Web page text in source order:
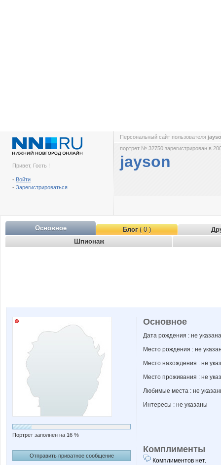
Привет, Гость !
- Войти
- Зарегистрироваться
Персональный сайт пользователя
портрет № 32750 зарегистрирован в
jayson
Основное Блог( 0 )
Шпионаж
Портрет заполнен на 16 %
Отправить приватное сообщение
Основное
Дата рождения : не указана
Место рождения : не
Место нахождения : не
Место проживания : не
Любимые места : не
Интересы : не указаны
Комплименты
Комплиментов нет.